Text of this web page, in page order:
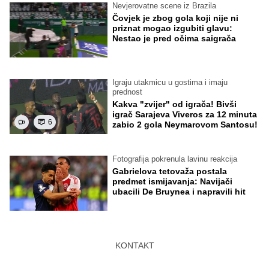
Nevjerovatne scene iz Brazila
Čovjek je zbog gola koji nije ni
priznat mogao izgubiti glavu:
Nestao je pred očima saigrača
6
Igraju utakmicu u gostima i imaju
prednost
Kakva "zvijer" od igrača! Bivši
igrač Sarajeva Viveros za 12 minuta
zabio 2 gola Neymarovom Santosu!
Fotografija pokrenula lavinu reakcija
Gabrielova tetovaža postala
predmet ismijavanja: Navijači
ubacili De Bruynea i napravili hit
KONTAKT